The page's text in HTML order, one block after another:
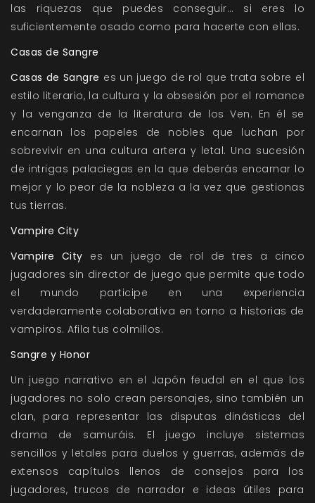
las riquezas que puedes conseguir… si eres lo
suficientemente osado como para hacerte con ellas.
Casas de Sangre
Casas de Sangre es un juego de rol que trata sobre el
estilo literario, la cultura y la obsesión por el romance
y la venganza de la literatura de los Ven. En él se
encarnan los papeles de nobles que luchan por
sobrevivir en una cultura artera y letal. Una sucesión
de intrigas palaciegas en la que deberás encarnar lo
mejor y lo peor de la nobleza a la vez que gestionas
tus tierras.
Vampire City
Vampire City es un juego de rol de tres a cinco
jugadores sin director de juego que permite que todo
el mundo participe en una experiencia
verdaderamente colaborativa en torno a historias de
vampiros. Afila tus colmillos.
Sangre y Honor
Un juego narrativo en el Japón feudal en el que los
jugadores no solo crean personajes, sino también un
clan, para representar las disputas dinásticas del
drama de samuráis. El juego incluye sistemas
sencillos y letales para duelos y guerras, además de
extensos capítulos llenos de consejos para los
jugadores, trucos de narrador e ideas útiles para